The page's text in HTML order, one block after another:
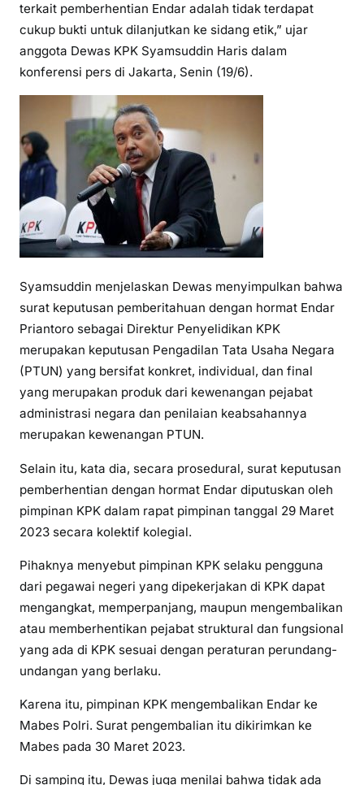
terkait pemberhentian Endar adalah tidak terdapat
cukup bukti untuk dilanjutkan ke sidang etik,” ujar
anggota Dewas KPK Syamsuddin Haris dalam
konferensi pers di Jakarta, Senin (19/6).
Syamsuddin menjelaskan Dewas menyimpulkan bahwa
surat keputusan pemberitahuan dengan hormat Endar
Priantoro sebagai Direktur Penyelidikan KPK
merupakan keputusan Pengadilan Tata Usaha Negara
(PTUN) yang bersifat konkret, individual, dan final
yang merupakan produk dari kewenangan pejabat
administrasi negara dan penilaian keabsahannya
merupakan kewenangan PTUN.
Selain itu, kata dia, secara prosedural, surat keputusan
pemberhentian dengan hormat Endar diputuskan oleh
pimpinan KPK dalam rapat pimpinan tanggal 29 Maret
2023 secara kolektif kolegial.
Pihaknya menyebut pimpinan KPK selaku pengguna
dari pegawai negeri yang dipekerjakan di KPK dapat
mengangkat, memperpanjang, maupun mengembalikan
atau memberhentikan pejabat struktural dan fungsional
yang ada di KPK sesuai dengan peraturan perundang-
undangan yang berlaku.
Karena itu, pimpinan KPK mengembalikan Endar ke
Mabes Polri. Surat pengembalian itu dikirimkan ke
Mabes pada 30 Maret 2023.
Di samping itu, Dewas juga menilai bahwa tidak ada